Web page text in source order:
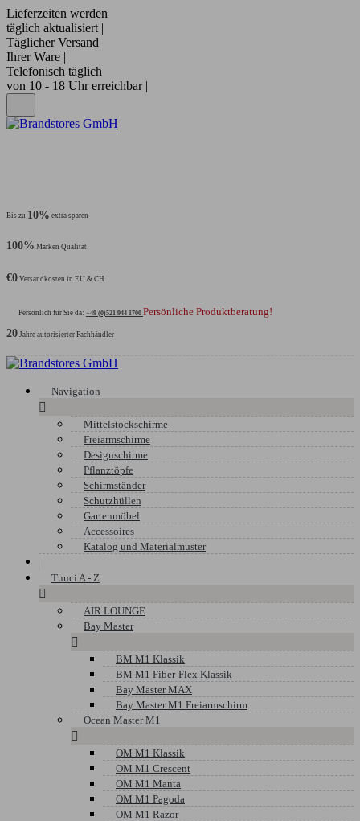
Lieferzeiten werden
täglich aktualisiert |
Täglicher Versand
Ihrer Ware |
Telefonisch täglich
von 10 - 18 Uhr erreichbar |
Bis zu 10% extra sparen
100% Marken Qualität
€0 Versandkosten in EU & CH
Persönlich für Sie da: +49 (0)521 944 1700 Persönliche Produktberatung!
20 Jahre autorisierter Fachhändler
Navigation

Mittelstockschirme
Freiarmschirme
Designschirme
Pflanztöpfe
Schirmständer
Schutzhüllen
Gartenmöbel
Accessoires
Katalog und Materialmuster
Tuuci A - Z

AIR LOUNGE
Bay Master

BM M1 Klassik
BM M1 Fiber-Flex Klassik
Bay Master MAX
Bay Master M1 Freiarmschirm
Ocean Master M1

OM M1 Klassik
OM M1 Crescent
OM M1 Manta
OM M1 Pagoda
OM M1 Razor